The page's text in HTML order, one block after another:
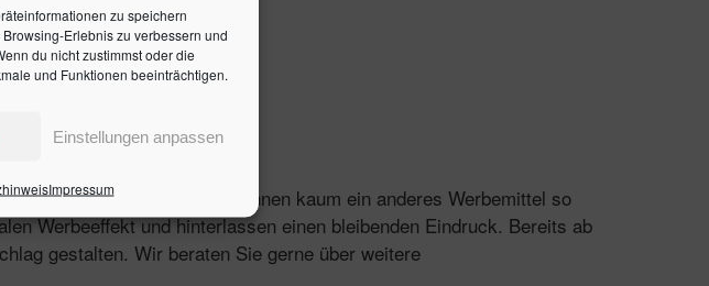
zu speichern
Erlebnis zu verbessern und
du nicht zustimmst oder die
und Funktionen beeinträchtigen.
Einstellungen anpassen
Impressum
Geschäftspartner bietet Ihnen kaum ein anderes Werbemittel so
Werbeeffekt und hinterlassen einen bleibenden Eindruck. Bereits ab
gestalten. Wir beraten Sie gerne über weitere